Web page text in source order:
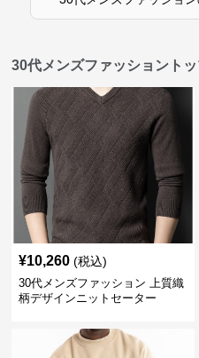
30代メンズファッショント
¥10,260 (税込)
30代メンズファッション 上質織
柄デザインニットセーター